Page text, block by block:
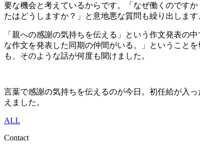
要な機会と考えているからです。「なぜ働くのです
たはどうしますか？」と意地悪な質問も繰り出します
「親への感謝の気持ちを伝える」という作文発表の
な作文を発表した同期の仲間がいる。」ということ
も、そのような話が何度も聞けました。
言葉で感謝の気持ちを伝えるのが今日。初任給が入
えました。
ALL
Contact